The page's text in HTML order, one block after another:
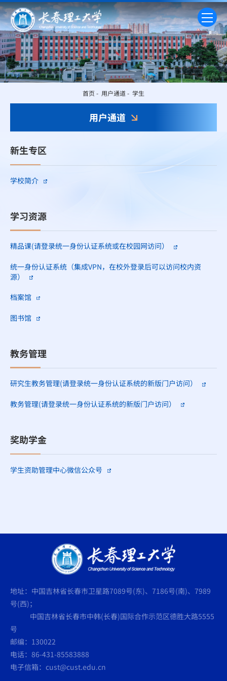
用户通道
首页 - 用户通道- 学生
新生专区
学校简介
学习资源
精品课(请登录统一身份认证系统或在校园网访问）
统一身份认证系统（集成VPN，在校外登录后可以访问校内资
源）
档案馆
图书馆
教务管理
研究生教务管理(请登录统一身份认证系统的新版门户访问）
教务管理(请登录统一身份认证系统的新版门户访问）
奖助学金
学生资助管理中心微信公众号
地址：中国吉林省长春市卫星路7089号(东)、7186号(南)、7989
号(西)；
中国吉林省长春市中韩(长春)国际合作示范区德胜大路5555
号
邮编：130022
电话：86-431-85583888
电子信箱：cust@cust.edu.cn